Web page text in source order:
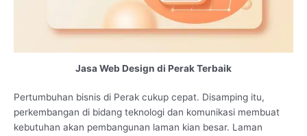
Jasa Web Design di Perak Terbaik
Pertumbuhan bisnis di Perak cukup cepat. Disamping itu,
perkembangan di bidang teknologi dan komunikasi membuat
kebutuhan akan pembangunan laman kian besar. Laman